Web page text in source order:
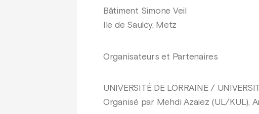
Bâtiment Simone Veil
Ile de Saulcy, Metz
Organisateurs et Partenaires
UNIVERSITÉ DE LORRAINE /
Organisé par Mehdi Azaiez (UL/KUL),